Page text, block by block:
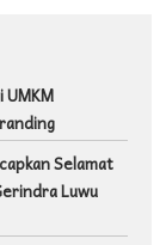
UMKM
Selamat
Luwu